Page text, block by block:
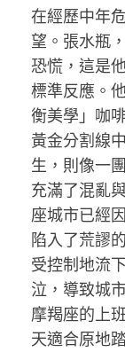
在經歷中年
望。張水瓶
恐慌，這是
標準反應。
衡美學」咖
黃金分割線
生，則像一
充滿了混亂
座城市已經
陷入了荒謬
受控制地流
泣，導致城
摩羯座的上
天適合原地